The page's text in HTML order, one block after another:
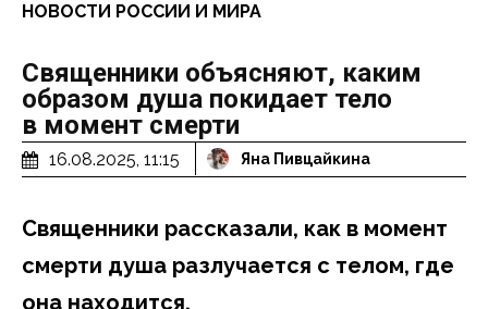
НОВОСТИ РОССИИ И МИРА
Священники объясняют, каким
образом душа покидает тело
в момент смерти
16.08.2025, 11:15 Яна Пивцайкина
Священники рассказали, как в момент
смерти душа разлучается с телом, где
она находится.